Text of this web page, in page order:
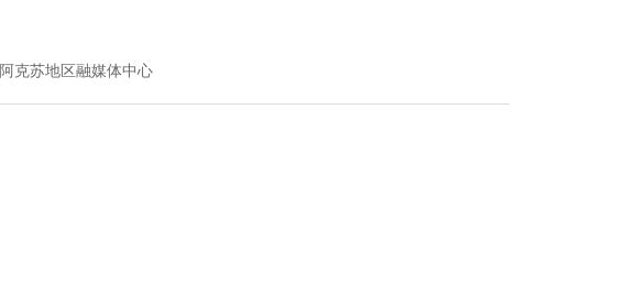
克苏地区融媒体中心